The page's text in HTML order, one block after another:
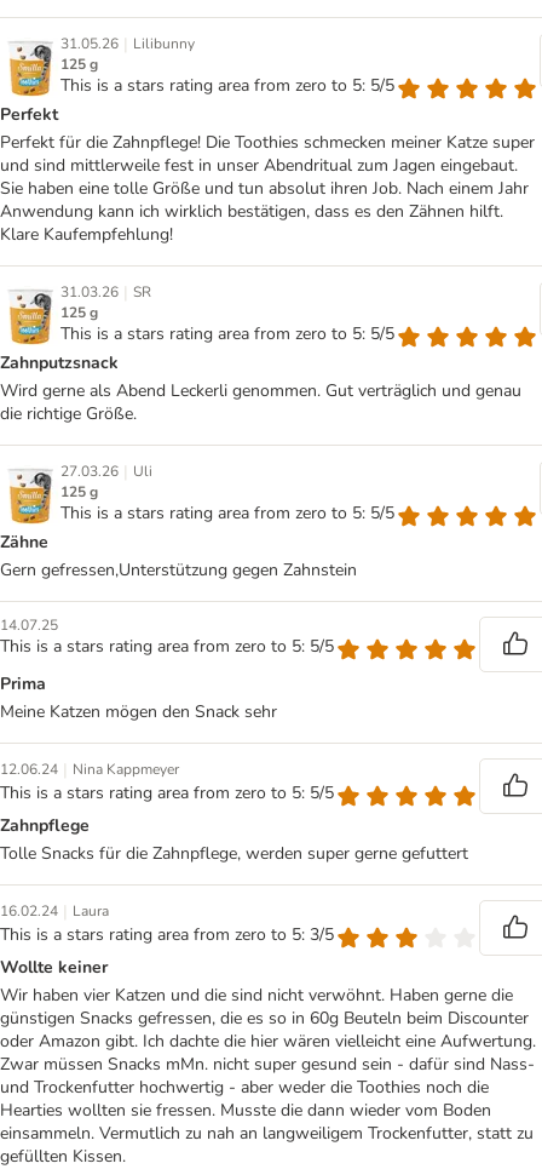
31.05.26 | Lilibunny
125 g
This is a stars rating area from zero to 5: 5/5
Perfekt
Perfekt für die Zahnpflege! Die Toothies schmecken meiner Katze super
und sind mittlerweile fest in unser Abendritual zum Jagen eingebaut.
Sie haben eine tolle Größe und tun absolut ihren Job. Nach einem Jahr
Anwendung kann ich wirklich bestätigen, dass es den Zähnen hilft.
Klare Kaufempfehlung!
31.03.26 | SR
125 g
This is a stars rating area from zero to 5: 5/5
Zahnputzsnack
Wird gerne als Abend Leckerli genommen. Gut verträglich und genau
die richtige Größe.
27.03.26 | Uli
125 g
This is a stars rating area from zero to 5: 5/5
Zähne
Gern gefressen,Unterstützung gegen Zahnstein
14.07.25
This is a stars rating area from zero to 5: 5/5
Prima
Meine Katzen mögen den Snack sehr
12.06.24 | Nina Kappmeyer
This is a stars rating area from zero to 5: 5/5
Zahnpflege
Tolle Snacks für die Zahnpflege, werden super gerne gefuttert
16.02.24 | Laura
This is a stars rating area from zero to 5: 3/5
Wollte keiner
Wir haben vier Katzen und die sind nicht verwöhnt. Haben gerne die
günstigen Snacks gefressen, die es so in 60g Beuteln beim Discounter
oder Amazon gibt. Ich dachte die hier wären vielleicht eine Aufwertung.
Zwar müssen Snacks mMn. nicht super gesund sein - dafür sind Nass-
und Trockenfutter hochwertig - aber weder die Toothies noch die
Hearties wollten sie fressen. Musste die dann wieder vom Boden
einsammeln. Vermutlich zu nah an langweiligem Trockenfutter, statt zu
gefüllten Kissen.